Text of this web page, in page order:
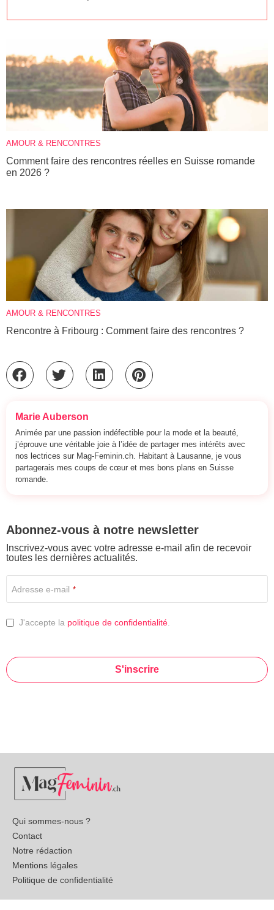
AMOUR & RENCONTRES
Comment faire des rencontres réelles en Suisse romande
en 2026 ?
AMOUR & RENCONTRES
Rencontre à Fribourg : Comment faire des rencontres ?
Marie Auberson
Animée par une passion indéfectible pour la mode et la beauté,
j’éprouve une véritable joie à l’idée de partager mes intérêts avec
nos lectrices sur Mag-Feminin.ch. Habitant à Lausanne, je vous
partagerais mes coups de cœur et mes bons plans en Suisse
romande.
Abonnez-vous à notre newsletter
Inscrivez-vous avec votre adresse e-mail afin de recevoir
toutes les dernières actualités.
Adresse e-mail *
J'accepte la politique de confidentialité
S'inscrire
Qui sommes-nous ?
Contact
Notre rédaction
Mentions légales
Politique de confidentialité